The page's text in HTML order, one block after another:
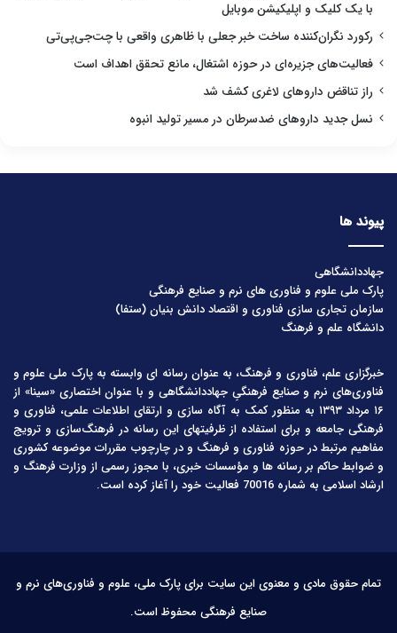
با یک کلیک و اپلیکیشن موبایل
رکورد نگران‌کننده ساخت خبر جعلی با ظاهری واقعی با چت‌جی‌پی‌تی
فعالیت‌های جزیره‌ای در حوزه اشتغال، مانع تحقق اهداف است
راز تناقض داروهای لاغری کشف شد
نسل جدید داروهای ضدسرطان در مسیر تولید انبوه
پیوند ها
جهاددانشگاهی
پارک ملی علوم و فناوری های نرم و صنایع فرهنگی
سازمان تجاری سازی فناوری و اقتصاد دانش بنیان (ستفا)
دانشگاه علم و فرهنگ
خبرگزاری علم، فناوری و فرهنگ، به عنوان رسانه ای وابسته به پارک ملی علوم و
فناوری‌های نرم و صنایع فرهنگیِ جهاددانشگاهی و با عنوان اختصاری «سینا» از
۱۶ مرداد ۱۳۹۳ به منظور کمک به آگاه سازی و ارتقای اطلاعات علمی، فناوری و
فرهنگی جامعه و برای استفاده از ظرفیتهای این رسانه در فرهنگ‌سازی و ترویج
مفاهیم مرتبط در حوزه فناوری و فرهنگ و در چارچوب مقررات موضوعه کشوری
و ضوابط حاکم بر رسانه ها و مؤسسات خبری، با مجوز رسمی از وزارت فرهنگ و
ارشاد اسلامی به شماره 70016 فعالیت خود را آغاز کرده است.
تمام حقوق مادی و معنوی این سایت برای پارک ملی، علوم و فناوری‌های نرم و
صنایع فرهنگی محفوظ است.